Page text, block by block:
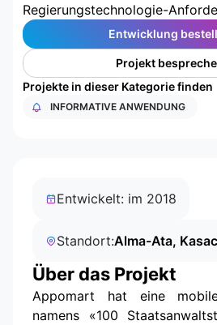
Regierungstechnologie-
Entwicklung
Projekt
Projekte in dieser Kategorie finden
INFORMATIVE ANWENDUNG
Entwickelt: im 2018
Standort:Alma-Ata,
Über das Projekt
Appomart hat eine mobile
namens «100